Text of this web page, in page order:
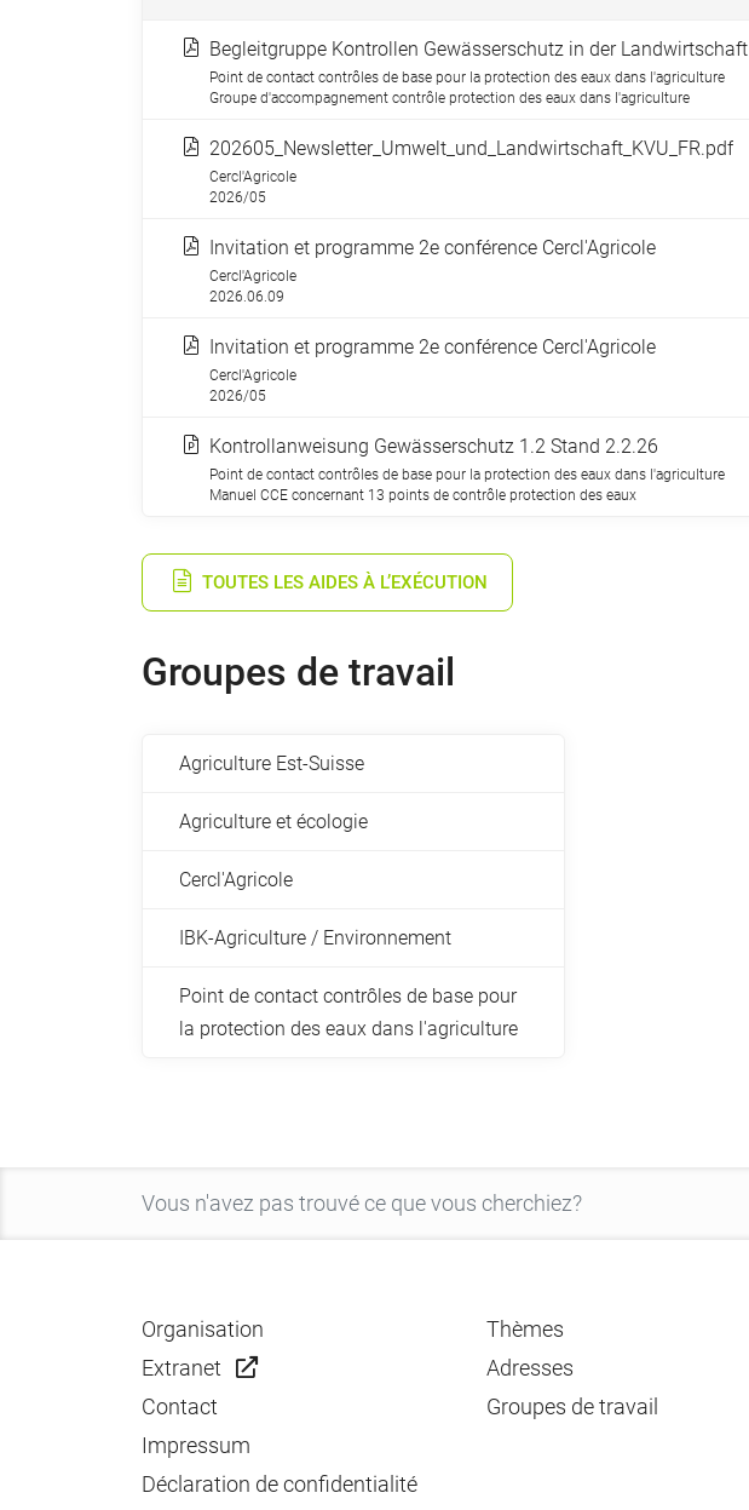
Begleitgruppe Kontrollen Gewässerschutz in der Landwirtschaft
Point de contact contrôles de base pour la protection des eaux dans l'agriculture
Groupe d'accompagnement contrôle protection des eaux dans l'agriculture
202605_Newsletter_Umwelt_und_Landwirtschaft_KVU_FR.pdf
Cercl'Agricole
2026/05
Invitation et programme 2e conférence Cercl'Agricole
Cercl'Agricole
2026.06.09
Invitation et programme 2e conférence Cercl'Agricole
Cercl'Agricole
2026/05
Kontrollanweisung Gewässerschutz 1.2 Stand 2.2.26
Point de contact contrôles de base pour la protection des eaux dans l'agriculture
Manuel CCE concernant 13 points de contrôle protection des eaux
TOUTES LES AIDES À L’EXÉCUTION
Groupes de travail
Agriculture Est-Suisse
Agriculture et écologie
Cercl'Agricole
IBK-Agriculture / Environnement
Point de contact contrôles de base pour
la protection des eaux dans l'agriculture
Organisation
Extranet
Contact
Impressum
Déclaration de confidentialité
Thèmes
Adresses
Groupes de travail